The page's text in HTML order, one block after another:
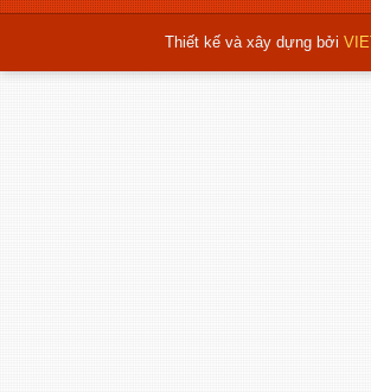
Thiết kế và xây dựng bởi